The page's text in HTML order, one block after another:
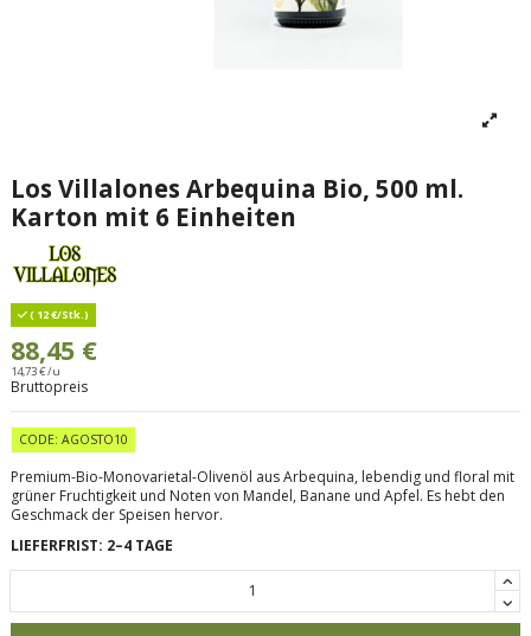
Los Villalones Arbequina Bio, 500 ml.
Karton mit 6 Einheiten
( 12 €/Stk.)
88,45 €
14,73 € /u
Bruttopreis
CODE: AGOSTO10
Premium-Bio-Monovarietal-Olivenöl aus Arbequina, lebendig und floral mit
grüner Fruchtigkeit und Noten von Mandel, Banane und Apfel. Es hebt den
Geschmack der Speisen hervor.
LIEFERFRIST: 2–4 TAGE